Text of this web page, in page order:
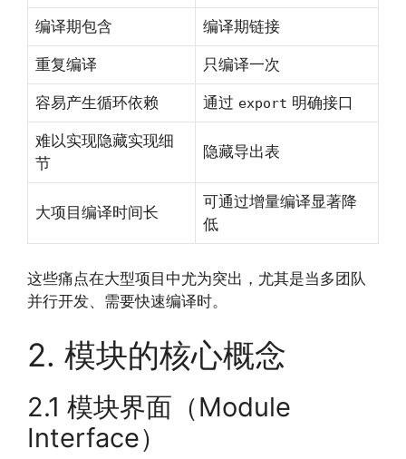
编译期包含 编译期链接
重复编译 只编译一次
容易产生循环依赖 通过 export 明确接口
难以实现隐藏实现细
节
隐藏导出表
大项目编译时间长
可通过增量编译显著降
低
这些痛点在大型项目中尤为突出，尤其是当多团队
并行开发、需要快速编译时。
2. 模块的核心概念
2.1 模块界面（Module
Interface）